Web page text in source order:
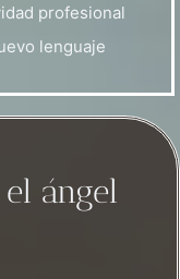
profesional
lenguaje
ángel